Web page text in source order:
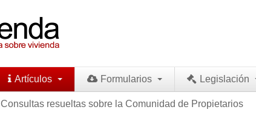
Artículos Formularios Legislación
Consultas resueltas sobre la Comunidad de Propietarios